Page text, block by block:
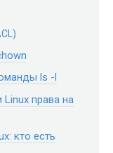
ls -l
права на
кто есть